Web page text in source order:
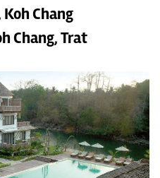
Koh Chang
Chang, Trat